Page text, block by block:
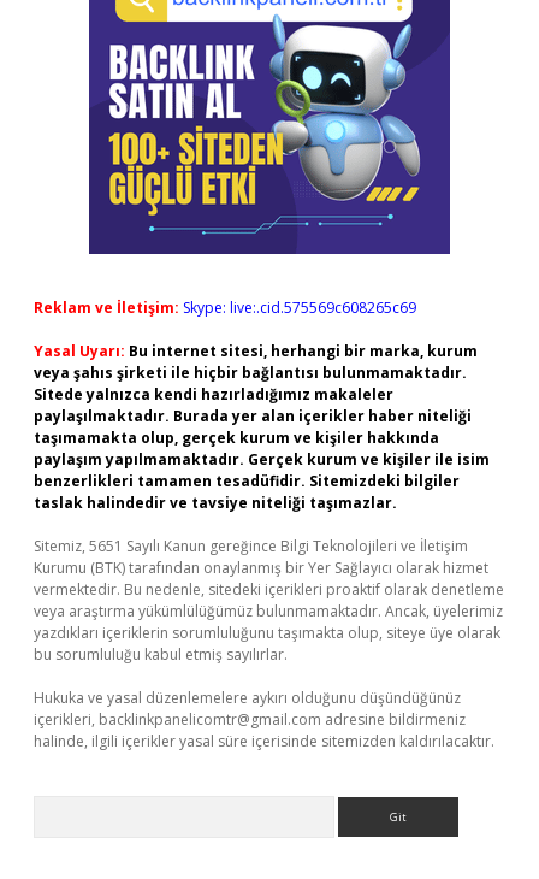
Reklam ve İletişim: Skype: live:.cid.575569c608265c69
Yasal Uyarı: Bu internet sitesi, herhangi bir marka, kurum
veya şahıs şirketi ile hiçbir bağlantısı bulunmamaktadır.
Sitede yalnızca kendi hazırladığımız makaleler
paylaşılmaktadır. Burada yer alan içerikler haber niteliği
taşımamakta olup, gerçek kurum ve kişiler hakkında
paylaşım yapılmamaktadır. Gerçek kurum ve kişiler ile isim
benzerlikleri tamamen tesadüfidir. Sitemizdeki bilgiler
taslak halindedir ve tavsiye niteliği taşımazlar.
Sitemiz, 5651 Sayılı Kanun gereğince Bilgi Teknolojileri ve İletişim
Kurumu (BTK) tarafından onaylanmış bir Yer Sağlayıcı olarak hizmet
vermektedir. Bu nedenle, sitedeki içerikleri proaktif olarak denetleme
veya araştırma yükümlülüğümüz bulunmamaktadır. Ancak, üyelerimiz
yazdıkları içeriklerin sorumluluğunu taşımakta olup, siteye üye olarak
bu sorumluluğu kabul etmiş sayılırlar.
Hukuka ve yasal düzenlemelere aykırı olduğunu düşündüğünüz
içerikleri, backlinkpanelicomtr@gmail.com adresine bildirmeniz
halinde, ilgili içerikler yasal süre içerisinde sitemizden kaldırılacaktır.